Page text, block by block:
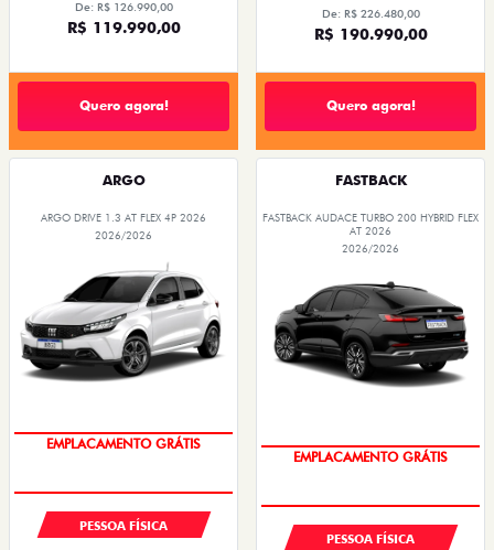
Quero agora!
ARGO
ARGO DRIVE 1.3 AT FLEX 4P 2026
2026/2026
OPORTUNIDADE
R$ 98.990,00
FASTBACK
FASTBACK AUDACE TURBO 200 HYBRID FLEX
2026/2026
De: R$ 170.480,00
R$ 135.990,00